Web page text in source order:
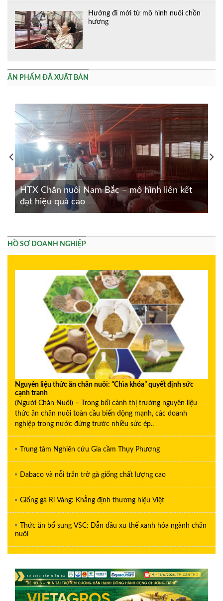
Hướng đi mới từ mô hình nuôi chồn
hương
ẤN PHẨM ĐÃ XUẤT BẢN
HTX Chăn nuôi Nam Bắc – mô hình liên kết
đạt hiệu quả cao
HỒ SƠ DOANH NGHIỆP
Nguyên liệu thức ăn chăn nuôi: “Chìa khóa” quyết định sức
cạnh tranh
(Người Chăn Nuôi) – Trong bối cảnh thị trường nguyên liệu
thức ăn chăn nuôi toàn cầu biến động mạnh, các doanh
nghiệp trong nước đứng trước nhiều sức ép..
Trung tâm Nghiên cứu Gia cầm Thụy Phương
Dabaco và nỗi trăn trở gà giống chất lượng cao
Giống gà Ri Vàng: Khẳng định thương hiệu Việt
Thức ăn bổ sung VSC: Dẫn đầu xu thế xanh hóa ngành chăn
nuôi